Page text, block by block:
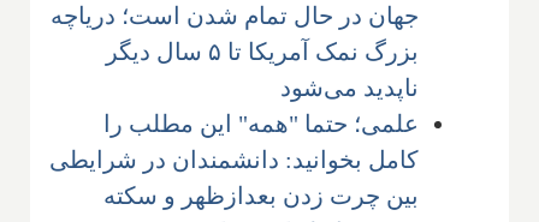
جهان در حال تمام شدن است؛ دریاچه
بزرگ نمک آمریکا تا ۵ سال دیگر
ناپدید می‌شود
علمی؛ حتما "همه" این مطلب را
کامل بخوانید: دانشمندان در شرایطی
بین چرت زدن بعدازظهر و سکته